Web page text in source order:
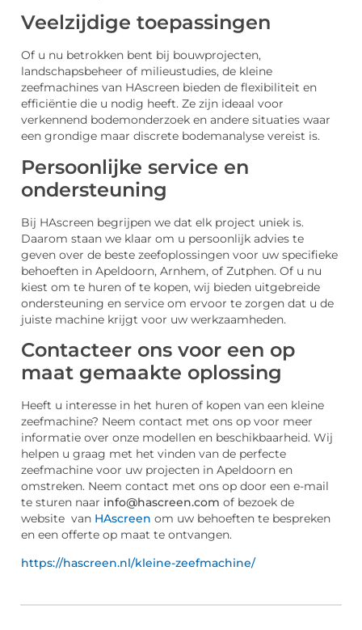
Veelzijdige toepassingen
Of u nu betrokken bent bij bouwprojecten,
landschapsbeheer of milieustudies, de kleine
zeefmachines van HAscreen bieden de flexibiliteit en
efficiëntie die u nodig heeft. Ze zijn ideaal voor
verkennend bodemonderzoek en andere situaties waar
een grondige maar discrete bodemanalyse vereist is.
Persoonlijke service en
ondersteuning
Bij HAscreen begrijpen we dat elk project uniek is.
Daarom staan we klaar om u persoonlijk advies te
geven over de beste zeefoplossingen voor uw specifieke
behoeften in Apeldoorn, Arnhem, of Zutphen. Of u nu
kiest om te huren of te kopen, wij bieden uitgebreide
ondersteuning en service om ervoor te zorgen dat u de
juiste machine krijgt voor uw werkzaamheden.
Contacteer ons voor een op
maat gemaakte oplossing
Heeft u interesse in het huren of kopen van een kleine
zeefmachine? Neem contact met ons op voor meer
informatie over onze modellen en beschikbaarheid. Wij
helpen u graag met het vinden van de perfecte
zeefmachine voor uw projecten in Apeldoorn en
omstreken. Neem contact met ons op door een e-mail
te sturen naar info@hascreen.com of bezoek de
website van HAscreen om uw behoeften te bespreken
en een offerte op maat te ontvangen.
https://hascreen.nl/kleine-zeefmachine/